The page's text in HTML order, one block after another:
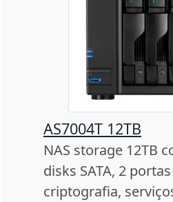
AS7004T 12TB
NAS storage 12TB
disks SATA, 2
criptografia,